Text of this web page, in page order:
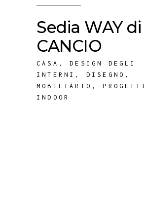
Sedia WAY di
CANCIO
CASA ,DESIGN DEGLI
INTERNI , DISEGNO ,
MOBILIARIO ,PROGETTI
INDOOR